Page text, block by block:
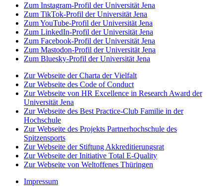
Zum Instagram-Profil der Universität Jena
Zum TikTok-Profil der Universität Jena
Zum YouTube-Profil der Universität Jena
Zum LinkedIn-Profil der Universität Jena
Zum Facebook-Profil der Universität Jena
Zum Mastodon-Profil der Universität Jena
Zum Bluesky-Profil der Universität Jena
Zur Webseite der Charta der Vielfalt
Zur Webseite des Code of Conduct
Zur Webseite von HR Excellence in Research Award der
Universität Jena
Zur Webseite des Best Practice-Club Familie in der
Hochschule
Zur Webseite des Projekts Partnerhochschule des
Spitzensports
Zur Webseite der Stiftung Akkreditierungsrat
Zur Webseite der Initiative Total E-Quality
Zur Webseite von Weltoffenes Thüringen
Impressum